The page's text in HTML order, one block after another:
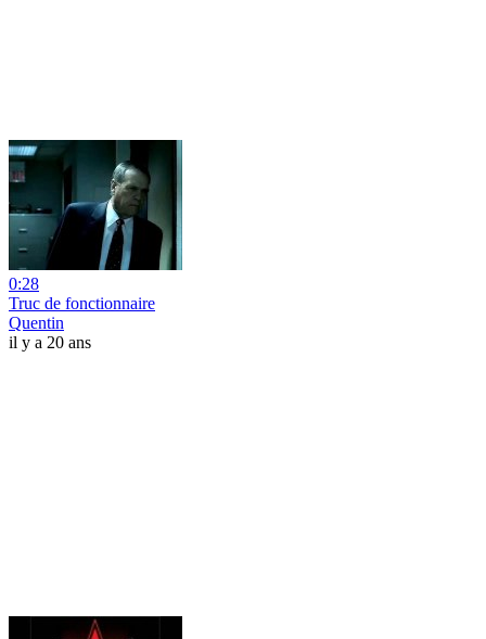
0:28
Truc de fonctionnaire
Quentin
il y a 20 ans